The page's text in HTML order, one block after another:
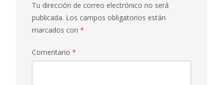
Tu dirección de correo electrónico no será
publicada. Los campos obligatorios están
marcados con *
Comentario *